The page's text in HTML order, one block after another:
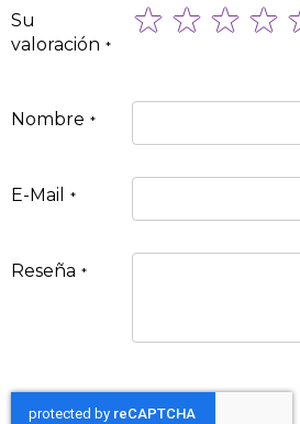
Su
valoración
1
star
2
stars
3
stars
4
stars
5
stars
Nombre
E-Mail
Reseña